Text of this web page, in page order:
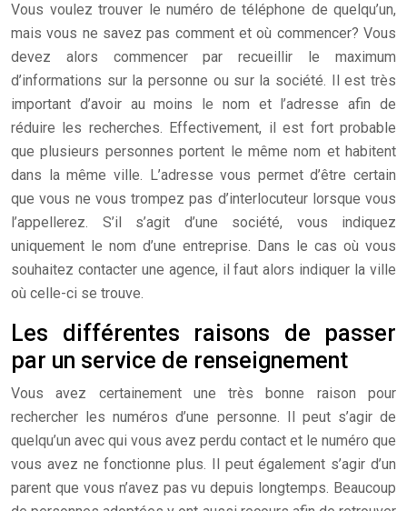
Vous voulez trouver le numéro de téléphone de quelqu’un,
mais vous ne savez pas comment et où commencer? Vous
devez alors commencer par recueillir le maximum
d’informations sur la personne ou sur la société. Il est très
important d’avoir au moins le nom et l’adresse afin de
réduire les recherches. Effectivement, il est fort probable
que plusieurs personnes portent le même nom et habitent
dans la même ville. L’adresse vous permet d’être certain
que vous ne vous trompez pas d’interlocuteur lorsque vous
l’appellerez. S’il s’agit d’une société, vous indiquez
uniquement le nom d’une entreprise. Dans le cas où vous
souhaitez contacter une agence, il faut alors indiquer la ville
où celle-ci se trouve.
Les différentes raisons de passer
par un service de renseignement
Vous avez certainement une très bonne raison pour
rechercher les numéros d’une personne. Il peut s’agir de
quelqu’un avec qui vous avez perdu contact et le numéro que
vous avez ne fonctionne plus. Il peut également s’agir d’un
parent que vous n’avez pas vu depuis longtemps. Beaucoup